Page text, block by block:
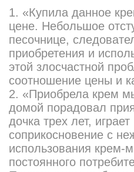
1. «Купила данное
цене. Небольшое
песочнице,
приобретения и
этой злосчастной
соотношение цены и
2. «Приобрела крем
домой порадовал
дочка трех лет,
соприкосновение с
использования крем-
постоянного